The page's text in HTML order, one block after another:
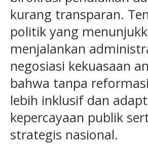
kurang transparan.
politik yang
menjalankan
negosiasi kekuasaan
bahwa tanpa
lebih inklusif dan
kepercayaan publik
strategis nasional.